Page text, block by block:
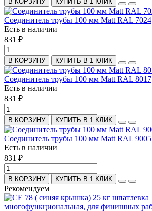
Соединитель трубы 100 мм Мatt RAL 7024
Есть в наличии
831 ₽
В КОРЗИНУ КУПИТЬ В 1 КЛИК
Соединитель трубы 100 мм Мatt RAL 8017
Есть в наличии
831 ₽
В КОРЗИНУ КУПИТЬ В 1 КЛИК
Соединитель трубы 100 мм Мatt RAL 9005
Есть в наличии
831 ₽
В КОРЗИНУ КУПИТЬ В 1 КЛИК
Рекомендуем